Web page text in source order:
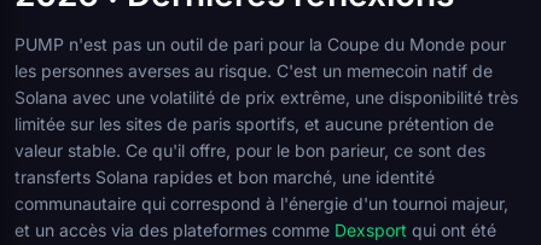
PUMP n'est pas un outil de pari pour la Coupe du Monde pour
les personnes averses au risque. C'est un memecoin natif de
Solana avec une volatilité de prix extrême, une disponibilité très
limitée sur les sites de paris sportifs, et aucune prétention de
valeur stable. Ce qu'il offre, pour le bon parieur, ce sont des
transferts Solana rapides et bon marché, une identité
communautaire qui correspond à l'énergie d'un tournoi majeur,
et un accès via des plateformes comme Dexsport qui ont été